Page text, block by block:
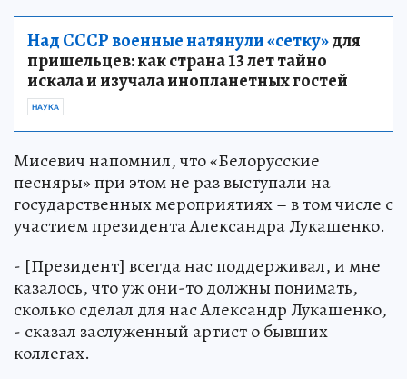
Над СССР военные натянули «сетку»для
пришельцев: как страна 13 лет тайно
искала и изучала инопланетных гостей
НАУКА
Мисевич напомнил, что «Белорусские
песняры» при этом не раз выступали на
государственных мероприятиях – в том числе с
участием президента Александра Лукашенко.
- [Президент] всегда нас поддерживал, и мне
казалось, что уж они-то должны понимать,
сколько сделал для нас Александр Лукашенко,
- сказал заслуженный артист о бывших
коллегах.